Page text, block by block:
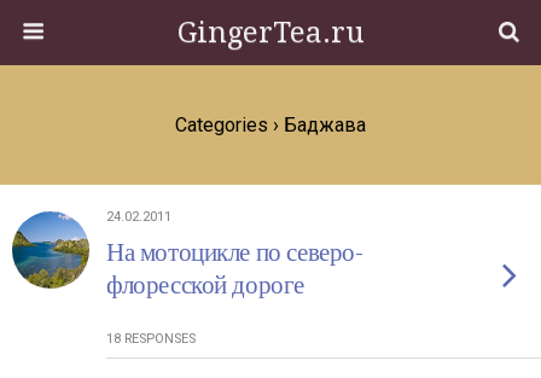
GingerTea.ru
Categories › Баджава
24.02.2011
На мотоцикле по северо-
флоресской дороге
18 RESPONSES